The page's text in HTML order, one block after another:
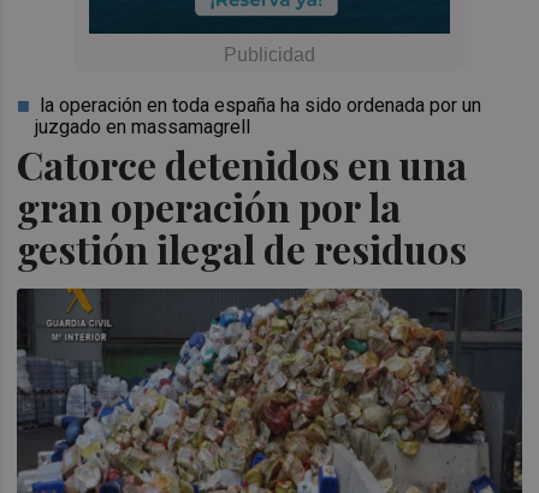
Catorce detenidos en una
gran operación por la
gestión ilegal de residuos
la operación en toda españa ha sido ordenada por un
juzgado en massamagrell